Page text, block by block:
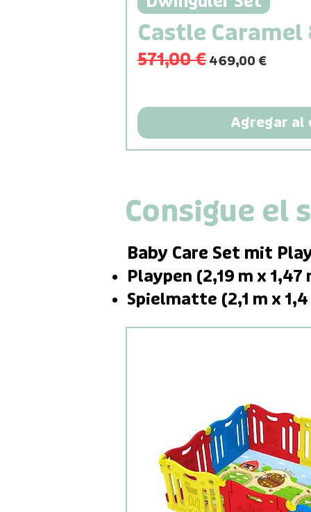
Castle
Precio
571,00 € Precio de oferta
469,00 €
Agregar al
Consigue el
Baby Care Set mit
Playpen (2,19 m x 1,47
Spielmatte (2,1 m x